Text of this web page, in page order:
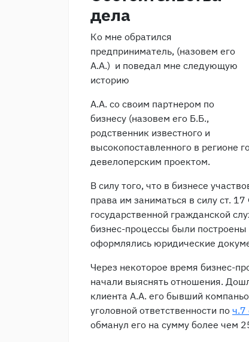
дела
Ко мне обратился
предприниматель, (назовем его
А.А.) и поведал мне следующую
историю
А.А. со своим партнером по
бизнесу (назовем его Б.Б.,
родственник известного и
высокопоставленного в регионе
девелоперским проектом.
В силу того, что в бизнесе
права им заниматься в силу ст.
государственной гражданской
бизнес-процессы были
оформлялись юридические
Через некоторое время бизнес-
начали выяснять отношения.
клиента А.А. его бывший
уголовной ответственности по ч.7
обманул его на сумму более чем